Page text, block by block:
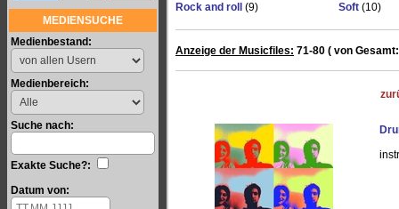
MEDIENSUCHE
Medienbestand:
Medienbereich:
Suche nach:
Exakte Suche?:
Datum von:
Rock and roll
(9) Soft (10)
Anzeige der Musicfiles: 71-80 ( von